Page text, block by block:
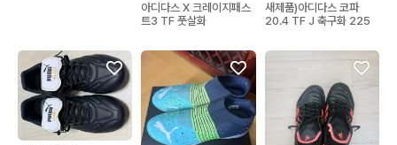
아디다스 X 크레이지패스
트3 TF 풋살화
새제품)아디다스 코파
20.4 TF J 축구화 225